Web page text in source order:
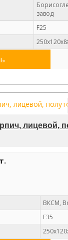
завод
F25
лицевой,
ВКСМ,
F35